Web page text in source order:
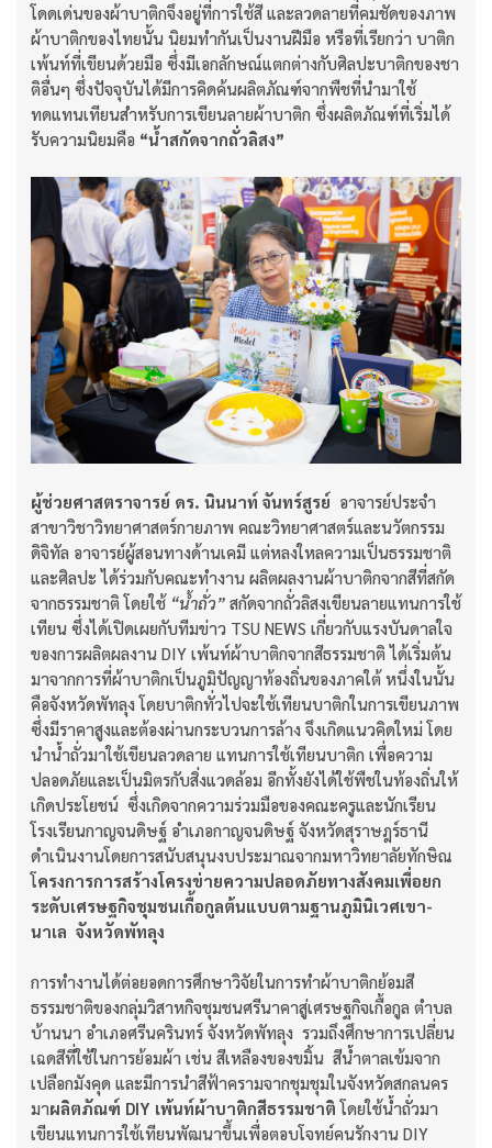
โดดเด่นของผ้าบาติกจึงอยู่ที่การใช้สี และลวดลายที่คมชัดของภาพ
ผ้าบาติกของไทยนั้น นิยมทำกันเป็นงานฝีมือ หรือที่เรียกว่า บาติก
เพ้นท์ที่เขียนด้วยมือ ซึ่งมีเอกลักษณ์แตกต่างกับศิลปะบาติกของชา
ติอื่นๆ ซึ่งปัจจุบันได้มีการคิดค้นผลิตภัณฑ์จากพืชที่นำมาใช้
ทดแทนเทียนสำหรับการเขียนลายผ้าบาติก ซึ่งผลิตภัณฑ์ที่เริ่มได้
รับความนิยมคือ “น้ำสกัดจากถั่วลิสง”
ผู้ช่วยศาสตราจารย์ ดร. นินนาท์ จันทร์สูรย์ อาจารย์ประจำ
สาขาวิชาวิทยาศาสตร์กายภาพ คณะวิทยาศาสตร์และนวัตกรรม
ดิจิทัล อาจารย์ผู้สอนทางด้านเคมี แต่หลงใหลความเป็นธรรมชาติ
และศิลปะ ได้ร่วมกับคณะทำงาน ผลิตผลงานผ้าบาติกจากสีที่สกัด
จากธรรมชาติ โดยใช้ “น้ำถั่ว” สกัดจากถั่วลิสงเขียนลายแทนการใช้
เทียน ซึ่งได้เปิดเผยกับทีมข่าว TSU NEWS เกี่ยวกับแรงบันดาลใจ
ของการผลิตผลงาน DIY เพ้นท์ผ้าบาติกจากสีธรรมชาติ ได้เริ่มต้น
มาจากการที่ผ้าบาติกเป็นภูมิปัญญาท้องถิ่นของภาคใต้ หนึ่งในนั้น
คือจังหวัดพัทลุง โดยบาติกทั่วไปจะใช้เทียนบาติกในการเขียนภาพ
ซึ่งมีราคาสูงและต้องผ่านกระบวนการล้าง จึงเกิดแนวคิดใหม่ โดย
นำน้ำถั่วมาใช้เขียนลวดลาย แทนการใช้เทียนบาติก เพื่อความ
ปลอดภัยและเป็นมิตรกับสิ่งแวดล้อม อีกทั้งยังได้ใช้พืชในท้องถิ่นให้
เกิดประโยชน์ ซึ่งเกิดจากความร่วมมือของคณะครูและนักเรียน
โรงเรียนกาญจนดิษฐ์ อำเภอกาญจนดิษฐ์ จังหวัดสุราษฎร์ธานี
ดำเนินงานโดยการสนับสนุนงบประมาณจากมหาวิทยาลัยทักษิณ
โครงการการสร้างโครงข่ายความปลอดภัยทางสังคมเพื่อยก
ระดับเศรษฐกิจชุมชนเกื้อกูลต้นแบบตามฐานภูมินิเวศเขา-
นาเล จังหวัดพัทลุง
การทำงานได้ต่อยอดการศึกษาวิจัยในการทำผ้าบาติกย้อมสี
ธรรมชาติของกลุ่มวิสาหกิจชุมชนศรีนาคาสู่เศรษฐกิจเกื้อกูล ตำบล
บ้านนา อำเภอศรีนครินทร์ จังหวัดพัทลุง รวมถึงศึกษาการเปลี่ยน
เฉดสีที่ใช้ในการย้อมผ้า เช่น สีเหลืองของขมิ้น สีน้ำตาลเข้มจาก
เปลือกมังคุด และมีการนำสีฟ้าครามจากชุมชุมในจังหวัดสกลนคร
มาผลิตภัณฑ์ DIY เพ้นท์ผ้าบาติกสีธรรมชาติโดยใช้น้ำถั่วมา
เขียนแทนการใช้เทียนพัฒนาขึ้นเพื่อตอบโจทย์คนรักงาน DIY